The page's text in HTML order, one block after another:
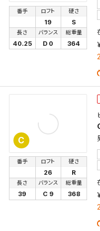
番手 ロフト
19
硬さ
S
長さ
40.25
バランス
D 0
総重量
364
C
番手 ロフト
26
硬さ
R
長さ
39
バランス
C 9
総重量
368
検
この検索条件をマイ
保存します。
よく探す商品を、毎回